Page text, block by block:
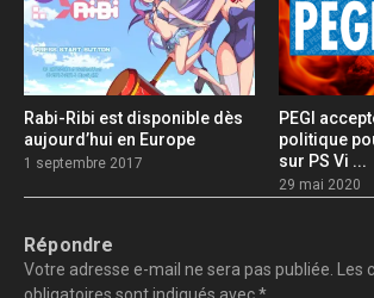
Rabi-Ribi est disponible dès
aujourd’hui en Europe
1 septembre 2017
PEGI
politique
sur PS Vi ...
29 mai 2020
Répondre
Votre adresse e-mail ne sera pas publiée.
Les
obligatoires sont indiqués avec*